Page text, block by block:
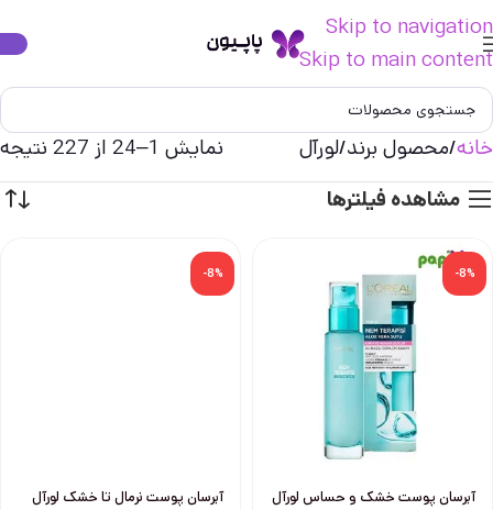
Skip to navigation
Skip to main content
خانه محصول برند لورآل
نمایش 1–24 از 227 نتیجه
مشاهده فیلترها
-8%
آبرسان پوست خشک و حساس لورآل
-8%
آبرسان پوست نرمال تا خشک لورآل